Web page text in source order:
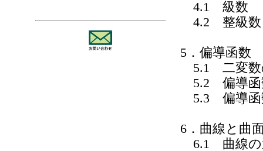
4.1 級数
4.2 整級数
5．偏導函数
5.1 二変数
5.2 偏導函
5.3 偏導函
6．曲線と曲
6.1 曲線の